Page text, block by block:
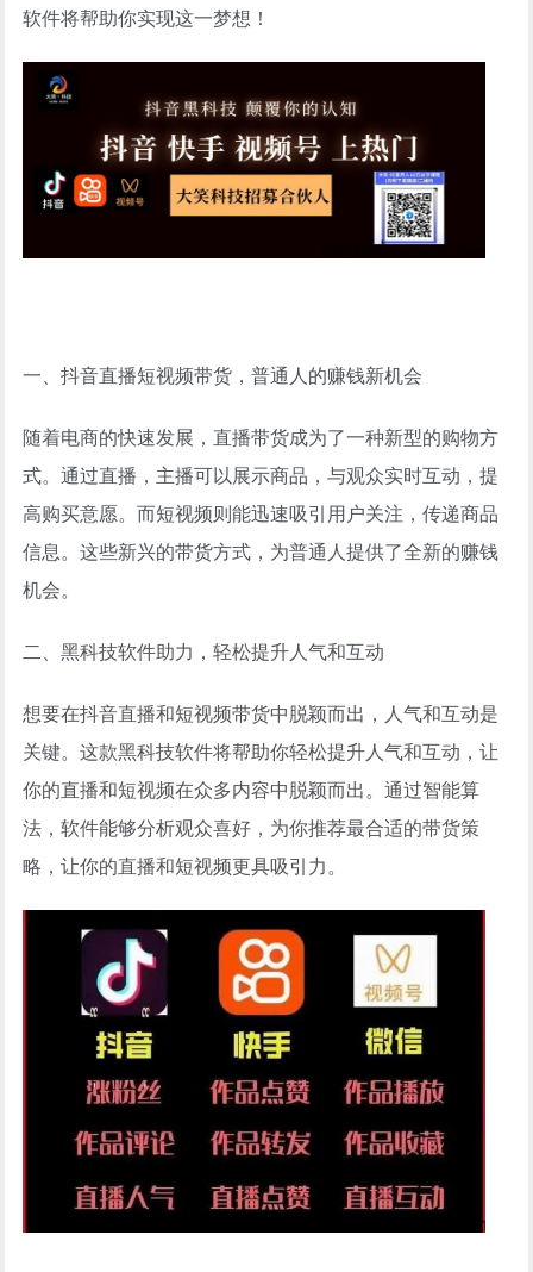
软件将帮助你实现这一梦想！
一、抖音直播短视频带货，普通人的赚钱新机会
随着电商的快速发展，直播带货成为了一种新型的购物方
式。通过直播，主播可以展示商品，与观众实时互动，提
高购买意愿。而短视频则能迅速吸引用户关注，传递商品
信息。这些新兴的带货方式，为普通人提供了全新的赚钱
机会。
二、黑科技软件助力，轻松提升人气和互动
想要在抖音直播和短视频带货中脱颖而出，人气和互动是
关键。这款黑科技软件将帮助你轻松提升人气和互动，让
你的直播和短视频在众多内容中脱颖而出。通过智能算
法，软件能够分析观众喜好，为你推荐最合适的带货策
略，让你的直播和短视频更具吸引力。